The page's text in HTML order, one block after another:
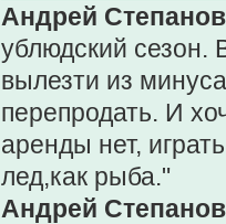
Андрей
ублюдский сезон.
вылезти из
перепродать. И
аренды нет,
лед,как рыба."
Андрей